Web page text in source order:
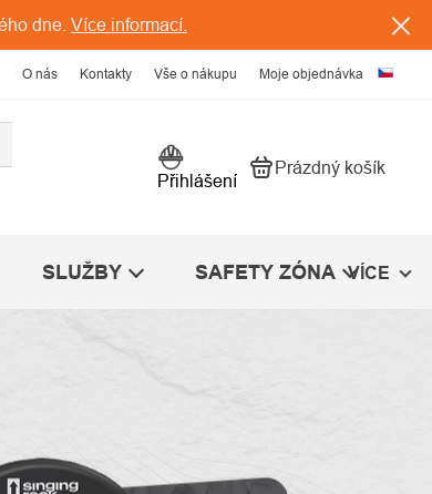
dne. Více informací.
O nás Kontakty Vše o nákupu Moje objednávka
Přihlášení Nákupní košík
Prázdný košík
SLUŽBY SAFETY ZÓNA VÍCE